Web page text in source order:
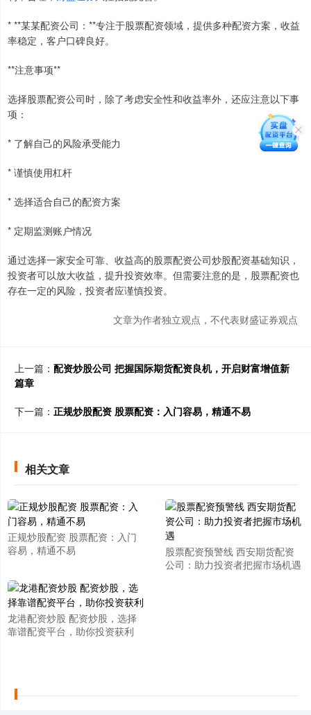
* **某某配资公司：**专注于股票配资领域，提供多种配资方案，收益
率稳定，客户口碑良好。
**注意事项**
选择股票配资公司时，除了考虑安全性和收益率外，还应注意以下事
项：
* 了解自己的风险承受能力
* 谨慎使用杠杆
* 选择适合自己的配资方案
* 定期监测账户情况
通过选择一家安全可靠、收益高的股票配资公司炒股配资基础知识，
投资者可以放大收益，提升投资效率。但需要注意的是，股票配资也
存在一定的风险，投资者应谨慎投资。
文章为作者独立观点，不代表财盛证券观点
上一篇： 配资炒股公司 把握国际期货配资良机，开启财富增值新
篇章
下一篇： 正规炒股配资 股票配资：入门容易，精通不易
相关文章
正规炒股配资 股票配资：入门
容易，精通不易
股票配资预警线 西安期货配资
公司：助力投资者把握市场机遇
龙港配资炒股 配资炒股，选择
靠谱配资平台，助你投资获利